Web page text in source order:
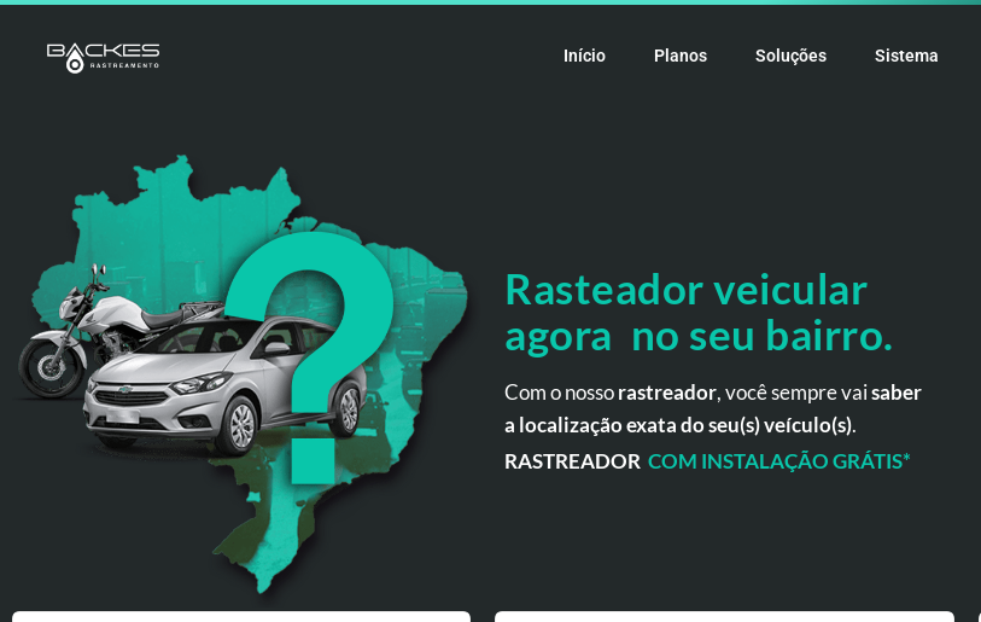
Início Planos Soluções Sistema
Rasteador veicular
agora no seu bairro.
Com o nossorastreador, você sempre vaisaber
a localização exata do seu(s) veículo(s).
RASTREADOR COM INSTALAÇÃO GRÁTIS*